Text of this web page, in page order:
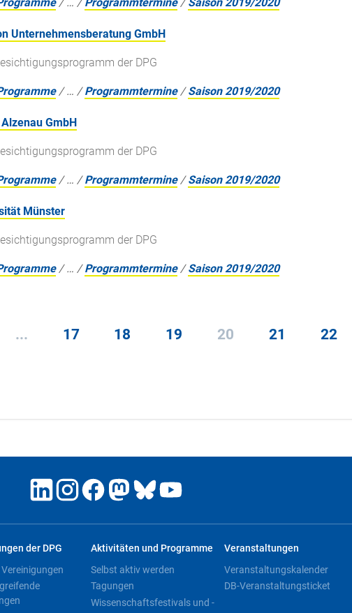
Unternehmensberatung GmbH
der DPG
/… /Programmtermine /Saison 2019/2020
GmbH
der DPG
/… /Programmtermine /Saison 2019/2020
Münster
der DPG
/… /Programmtermine /Saison 2019/2020
... 17 18 19 20 21 22
der DPG Aktivitäten und Programme
Selbst aktiv werden
Tagungen
Wissenschaftsfestivals und -
Veranstaltungen
Veranstaltungskalender
DB-Veranstaltungsticket